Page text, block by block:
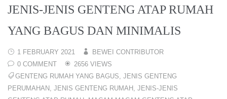
JENIS-JENIS GENTENG ATAP RUMAH
YANG BAGUS DAN MINIMALIS
1 FEBRUARY 2021
BEWEI CONTRIBUTOR
0 COMMENT
2656 VIEWS
GENTENG RUMAH YANG BAGUS JENIS GENTENG
PERUMAHAN JENIS GENTENG RUMAH JENIS-JENIS